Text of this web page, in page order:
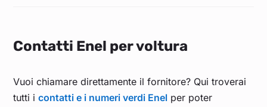
Contatti Enel per voltura
Vuoi chiamare direttamente il fornitore? Qui troverai
tutti icontatti e i numeri verdi Enel per poter